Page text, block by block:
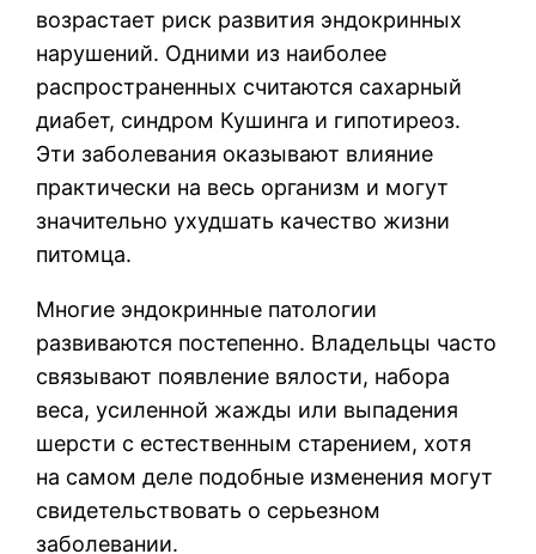
возрастает риск развития эндокринных
нарушений. Одними из наиболее
распространенных считаются сахарный
диабет, синдром Кушинга и гипотиреоз.
Эти заболевания оказывают влияние
практически на весь организм и могут
значительно ухудшать качество жизни
питомца.
Многие эндокринные патологии
развиваются постепенно. Владельцы часто
связывают появление вялости, набора
веса, усиленной жажды или выпадения
шерсти с естественным старением, хотя
на самом деле подобные изменения могут
свидетельствовать о серьезном
заболевании.